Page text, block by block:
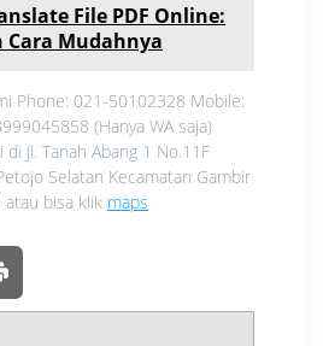
File PDF Online:
Cara Mudahnya
Phone: 021-50102328 Mobile:
(Hanya WA saja)
Jl. Tanah Abang 1 No.11F
Selatan Kecamatan Gambir
atau bisa klik maps